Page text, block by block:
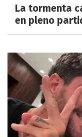
La tormenta
en pleno